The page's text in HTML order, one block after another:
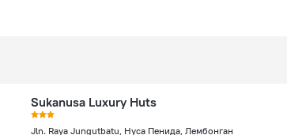
Sukanusa Luxury Huts
Jln. Raya Jungutbatu, Нуса Пенида, Лембонган